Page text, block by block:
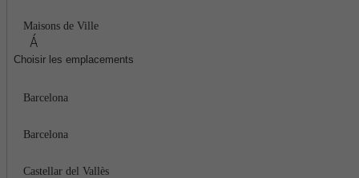
Maisons de Ville
Á
Choisir les emplacements
Barcelona
Barcelona
Castellar del Vallès